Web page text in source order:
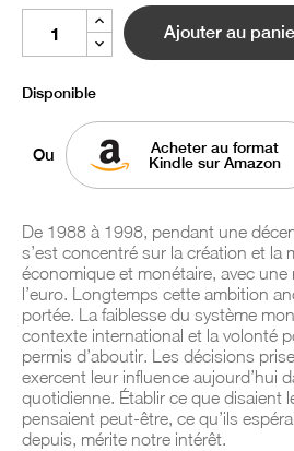
Ajouter au
Disponible
Ou
Acheter au format
Kindle sur Amazon
De 1988 à 1998, pendant une
s’est concentré sur la création et la
économique et monétaire, avec une
l’euro. Longtemps cette ambition
portée. La faiblesse du système
contexte international et la volonté
permis d’aboutir. Les décisions
exercent leur influence aujourd’hui
quotidienne. Établir ce que disaient
pensaient peut-être, ce qu’ils
depuis, mérite notre intérêt.